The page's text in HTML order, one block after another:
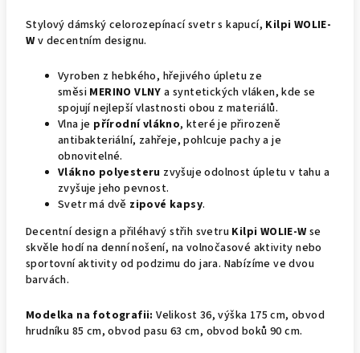
Stylový dámský celorozepínací svetr s kapucí, Kilpi WOLIE-
Wv decentním designu.
Vyroben z hebkého, hřejivého úpletu ze
směsi MERINO VLNY a syntetických vláken, kde se
spojují nejlepší vlastnosti obou z materiálů.
Vlna je přírodní vlákno, které je přirozeně
antibakteriální, zahřeje, pohlcuje pachy a je
obnovitelné.
Vlákno polyesteru zvyšuje odolnost úpletu v tahu a
zvyšuje jeho pevnost.
Svetr má dvě zipové kapsy.
Decentní design a přiléhavý střih svetru Kilpi WOLIE-Wse
skvěle hodí na denní nošení, na volnočasové aktivity nebo
sportovní aktivity od podzimu do jara. Nabízíme ve dvou
barvách.
Modelka na fotografii: Velikost 36, výška 175 cm, obvod
hrudníku 85 cm, obvod pasu 63 cm, obvod boků 90 cm.